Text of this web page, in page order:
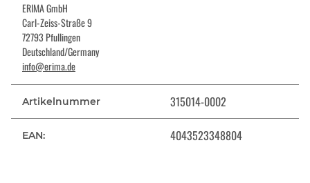
ERIMA GmbH
Carl-Zeiss-Straße 9
72793 Pfullingen
Deutschland/Germany
info@erima.de
Artikelnummer 315014-0002
EAN: 4043523348804